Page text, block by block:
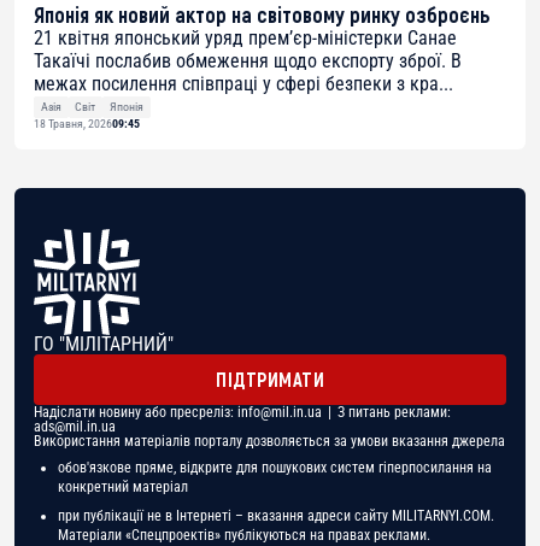
Японія як новий актор на світовому ринку озброєнь
21 квітня японський уряд прем’єр-міністерки Санае
Такаїчі послабив обмеження щодо експорту зброї. В
межах посилення співпраці у сфері безпеки з кра...
Азія Світ
Японія
18 Травня, 202609:45
ГО "МІЛІТАРНИЙ"
ПІДТРИМАТИ
Надіслати новину або пресреліз: info@mil.in.ua | З питань реклами:
ads@mil.in.ua
Використання матеріалів порталу дозволяється за умови вказання джерела
обов'язкове пряме, відкрите для пошукових систем гіперпосилання на
конкретний матеріал
при публікації не в Інтернеті – вказання адреси сайту MILITARNYI.COM.
Матеріали «Спецпроектів» публікуються на правах реклами.